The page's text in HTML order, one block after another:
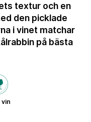
textur och en
den picklade
i vinet matchar
på bästa